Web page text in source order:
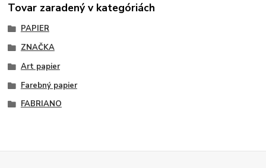
Tovar zaradený v kategóriách
PAPIER
ZNAČKA
Art papier
Farebný papier
FABRIANO